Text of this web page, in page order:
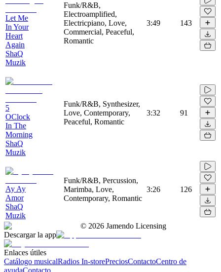
Let Me
In Your
Heart
Again
ShaQ
Muzik
Funk/R&B,
Electroamplified,
Electricpiano, Love,
Commercial, Peaceful,
Romantic
3:49 143
5
OClock
In The
Morning
ShaQ
Muzik
Funk/R&B, Synthesizer,
Love, Contemporary,
Peaceful, Romantic
3:32 91
Ay Ay
Amor
ShaQ
Muzik
Funk/R&B, Percussion,
Marimba, Love,
Contemporary, Romantic
3:26 126
© 2026 Jamendo Licensing
Descargar la app
Enlaces útiles
Catálogo musicalRadios In-storePreciosContactoCentro de
ayudaContacto